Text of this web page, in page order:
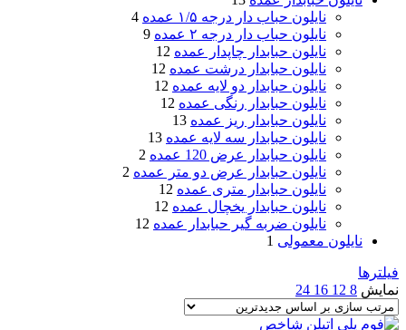
نایلون حباب دار درجه ۱/۵ عمده
4
نایلون حباب دار درجه ۲ عمده
9
نایلون حبابدار چاپدار عمده 12
نایلون حبابدار درشت عمده 12
نایلون حبابدار دو لایه عمده 12
نایلون حبابدار رنگی عمده 12
نایلون حبابدار ریز عمده 13
نایلون حبابدار سه لایه عمده 13
نایلون حبابدار عرض 120 عمده
2
نایلون حبابدار عرض دو متر عمده 2
نایلون حبابدار متری عمده 12
نایلون حبابدار یخچال عمده 12
نایلون ضربه گیر حبابدار عمده 12
نایلون معمولی 1
فیلترها
نمایش 8
12
16
24